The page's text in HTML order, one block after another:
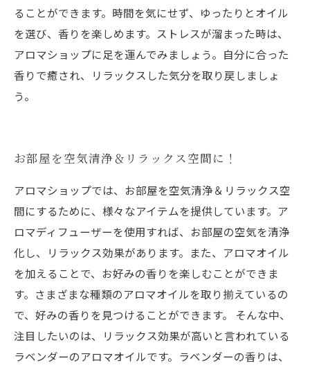
ることができます。時間を気にせず、ゆったりとオイル
を選び、香りを楽しめます。ストレスが溜まった時は、
アロマショップに足を運んでみましょう。自分に合った
香りで癒され、リラックスした気分を取り戻しましょ
う。
お部屋を空気清浄＆リラックス空間に！
アロマショップでは、お部屋を空気清浄＆リラックス空
間にするために、様々なアイテムを提供しています。ア
ロマディフューザーを使用すれば、お部屋の空気を清浄
化し、リラックス効果があります。また、アロマオイル
を加えることで、お好みの香りを楽しむことができま
す。さまざまな種類のアロマオイルを取り揃えているの
で、好みの香りを見つけることができます。 そんな中、
注目したいのは、リラックス効果が高いと言われている
ラベンダーのアロマオイルです。ラベンダーの香りは、